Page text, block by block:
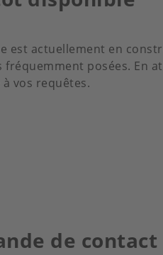
est actuellement en
fréquemment posées. En
vos requêtes.
de contact